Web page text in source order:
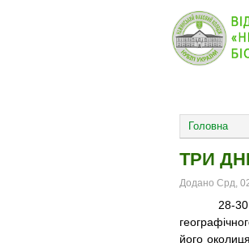
Головна
ТРИ
Додано Срд,
28-30
його